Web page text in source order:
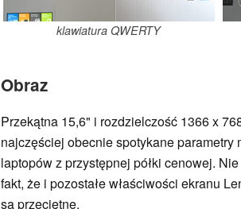
klawiatura QWERTY
Obraz
Przekątna 15,6" i rozdzielczość 1366 x
najczęściej obecnie spotykane parametry
laptopów z przystępnej półki cenowej.
fakt, że i pozostałe właściwości ekranu
są przeciętne.